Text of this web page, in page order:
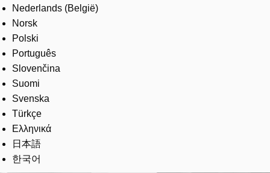
Nederlands (België)
Norsk
Polski
Português
Slovenčina
Suomi
Svenska
Türkçe
Ελληνικά
日本語
한국어